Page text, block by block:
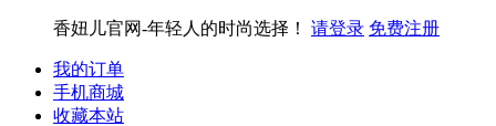
香妞儿官网-年轻人的时尚选择！ 请登录 免费注册
我的订单
手机商城
收藏本站